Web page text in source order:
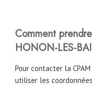
Comment
HONON-LES-
Pour contacter la CPAM
utiliser les